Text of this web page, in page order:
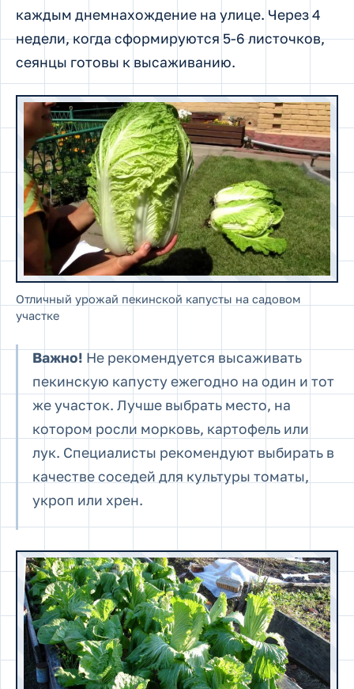
каждым днемнахождение на улице. Через 4
недели, когда сформируются 5-6 листочков,
сеянцы готовы к высаживанию.
Отличный урожай пекинской капусты на садовом
участке
Важно! Не рекомендуется высаживать
пекинскую капусту ежегодно на один и тот
же участок. Лучше выбрать место, на
котором росли морковь, картофель или
лук. Специалисты рекомендуют выбирать в
качестве соседей для культуры томаты,
укроп или хрен.